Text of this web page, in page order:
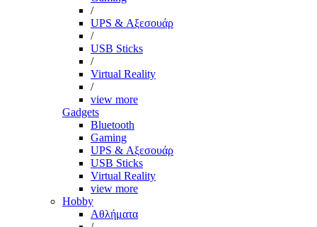
/
UPS & Αξεσουάρ
/
USB Sticks
/
Virtual Reality
/
view more
Gadgets
Bluetooth
Gaming
UPS & Αξεσουάρ
USB Sticks
Virtual Reality
view more
Hobby
Αθλήματα